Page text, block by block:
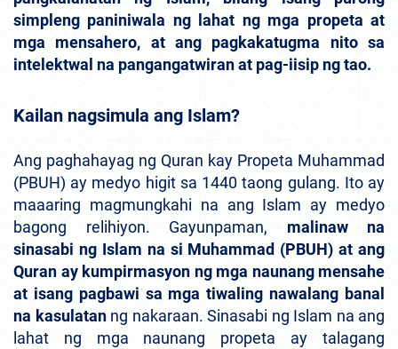
simpleng paniniwala ng lahat ng mga propeta at
mga mensahero, at ang pagkakatugma nito sa
intelektwal na pangangatwiran at pag-iisip ng tao.
Kailan nagsimula ang Islam?
Ang paghahayag ng Quran kay Propeta Muhammad
(PBUH) ay medyo higit sa 1440 taong gulang. Ito ay
maaaring magmungkahi na ang Islam ay medyo
bagong relihiyon. Gayunpaman, malinaw na
sinasabi ng Islam na si Muhammad (PBUH) at ang
Quran ay kumpirmasyon ng mga naunang mensahe
at isang pagbawi sa mga tiwaling nawalang banal
na kasulatanng nakaraan. Sinasabi ng Islam na ang
lahat ng mga naunang propeta ay talagang